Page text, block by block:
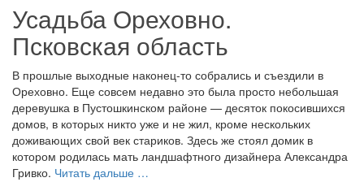
Усадьба Ореховно.
Псковская область
В прошлые выходные наконец-то собрались и съездили в
Ореховно. Еще совсем недавно это была просто небольшая
деревушка в Пустошкинском районе — десяток покосившихся
домов, в которых никто уже и не жил, кроме нескольких
доживающих свой век стариков. Здесь же стоял домик в
котором родилась мать ландшафтного дизайнера Александра
Гривко. Читать дальше проУсадьба
…